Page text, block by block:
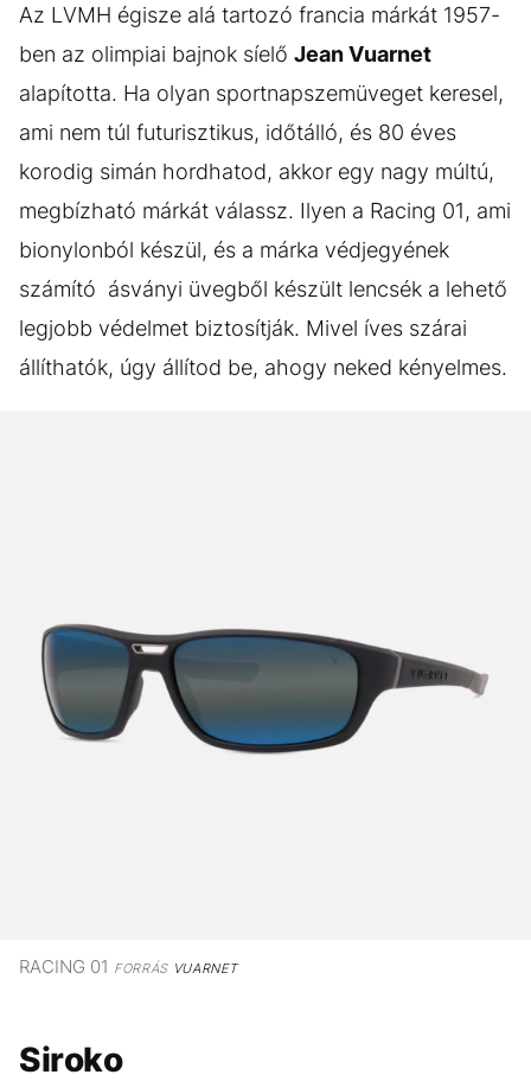
Az LVMH égisze alá tartozó francia márkát 1957-
ben az olimpiai bajnok síelő Jean Vuarnet
alapította. Ha olyan sportnapszemüveget keresel,
ami nem túl futurisztikus, időtálló, és 80 éves
korodig simán hordhatod, akkor egy nagy múltú,
megbízható márkát válassz. Ilyen a Racing 01, ami
bionylonból készül, és a márka védjegyének
számító ásványi üvegből készült lencsék a lehető
legjobb védelmet biztosítják. Mivel íves szárai
állíthatók, úgy állítod be, ahogy neked kényelmes.
RACING 01 FORRÁSVUARNET
Siroko